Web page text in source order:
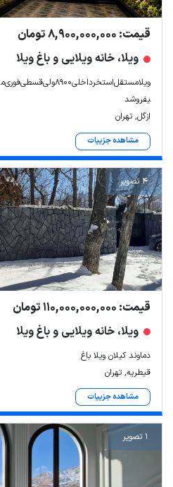
قیمت: 8,900,000,000 تومان
ویلا، خانه ویلایی و باغ ویلا
ویلا‌مستقل‌استخرداخلی۸۹۰۰‌ولی‌قسطی‌فوری‌م
یفروشد
ازگل, تهران
مشاهده جزییات
4 تصویر
قیمت: 110,000,000,000 تومان
ویلا، خانه ویلایی و باغ ویلا
دماوند کیلان ویلا باغ
قیطریه, تهران
مشاهده جزییات
1 تصویر